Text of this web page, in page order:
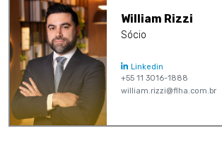
William Rizzi
Sócio
Linkedin
+55 11 3016-1888
william.rizzi@flha.com.br